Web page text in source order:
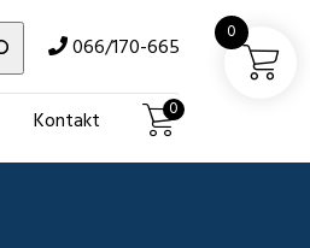
066/170-665
Kontakt 0
0